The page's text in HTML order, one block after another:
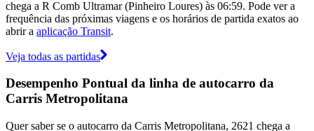
chega a R Comb Ultramar (Pinheiro Loures) às 06:59. Pode ver a
frequência das próximas viagens e os horários de partida exatos ao
abrir a aplicação Transit.
Veja todas as partidas
Desempenho Pontual da linha de autocarro da
Carris Metropolitana
Quer saber se o autocarro da Carris Metropolitana, 2621 chega a